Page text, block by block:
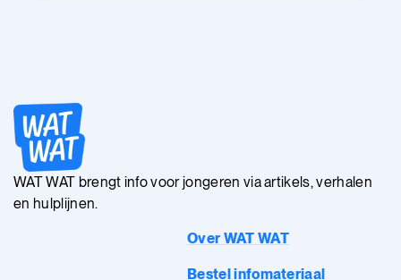
WAT WAT brengt info voor jongeren via artikels, verhalen
en hulplijnen.
Over WAT WAT
Bestel infomateriaal